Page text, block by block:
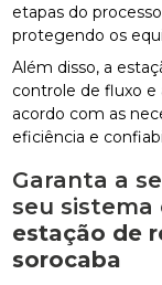
etapas do
protegendo os
Além disso, a
controle de fluxo e
acordo com as
eficiência e
Garanta a
seu sistema
estação de
sorocaba